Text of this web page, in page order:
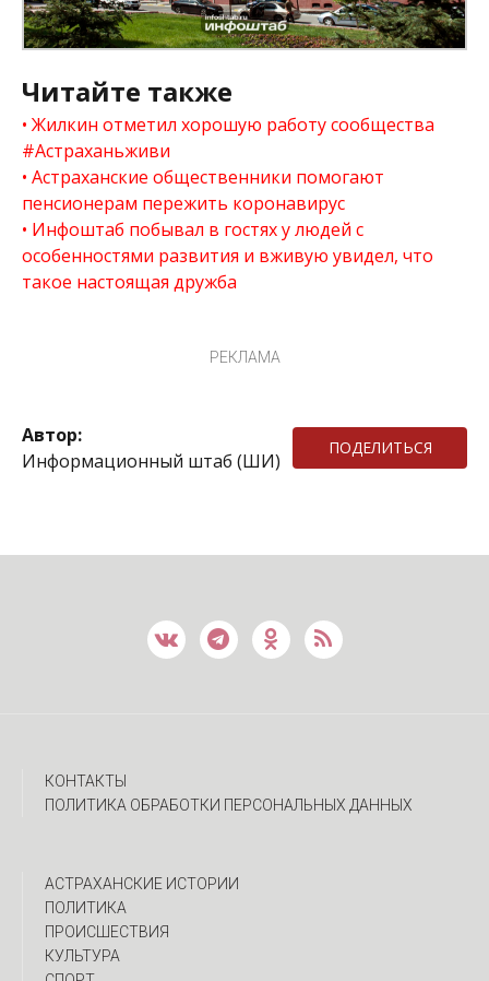
Читайте также
Жилкин отметил хорошую работу сообщества
#Астраханьживи
Астраханские общественники помогают
пенсионерам пережить коронавирус
Инфоштаб побывал в гостях у людей с
особенностями развития и вживую увидел, что
такое настоящая дружба
РЕКЛАМА
Автор:
Информационный штаб (ШИ)
ПОДЕЛИТЬСЯ
КОНТАКТЫ
ПОЛИТИКА ОБРАБОТКИ ПЕРСОНАЛЬНЫХ ДАННЫХ
АСТРАХАНСКИЕ ИСТОРИИ
ПОЛИТИКА
ПРОИСШЕСТВИЯ
КУЛЬТУРА